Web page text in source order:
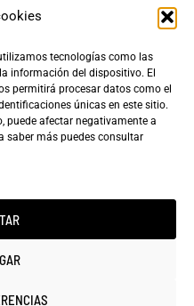
tecnologías como las
información del dispositivo. El
permitirá procesar datos como el
únicas en este sitio.
puede afectar negativamente a
saber más puedes consultar
Envíos Gratis
+100€